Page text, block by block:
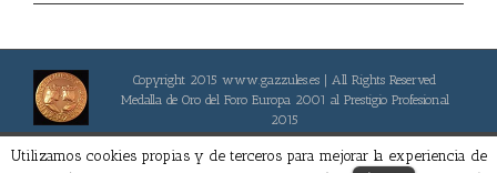
Copyright 2015 www.gazzules.es | All Rights Reserved
Medalla de Oro del Foro Europa 2001 al Prestigio Profesional
2015
Facebook
Utilizamos cookies propias y de terceros para mejorar la experiencia de